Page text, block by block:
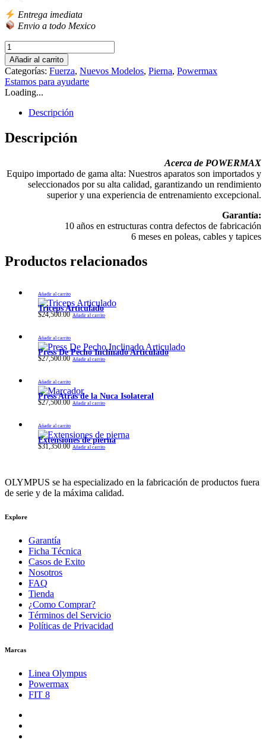
Entrega imediata
Envio a todo Mexico
Extensiones
de
pierna
Powermax
cantidad
Añadir al carrito
Categorías: Fuerza, Nuevos Modelos, Pierna, Powermax
Estamos para ayudarte
Loading...
Descripción
Descripción
Acerca de POWERMAX
Equipo importado de gama alta: Nuestros aparatos son importados y
seleccionados por su alta calidad, garantizando un rendimiento
superior y una experiencia de entrenamiento excepcional.
Garantía:
10 años en estructuras contra defectos de fabricación
6 meses en poleas, cables y tapices
Productos relacionados
Añadir al carrito
Triceps Articulado
$24,500.00 Añadir al carrito
Añadir al carrito
Press De Pecho Inclinado Articulado
$27,500.00 Añadir al carrito
Añadir al carrito
Press Atras de la Nuca Isolateral
$27,500.00 Añadir al carrito
Añadir al carrito
Extensiones de pierna
$31,350.00 Añadir al carrito
OLYMPUS se ha especializado en la fabricación de productos fuera
de serie y de la máxima calidad.
Explore
Garantía
Ficha Técnica
Casos de Exito
Nosotros
FAQ
Tienda
¿Como Comprar?
Términos del Servicio
Políticas de Privacidad
Marcas
Linea Olympus
Powermax
FIT 8